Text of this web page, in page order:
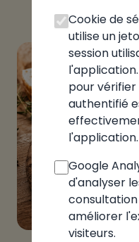
Cookie de
utilise un
session
pour
authentifié
l'application.
Google
d'analyser
améliorer
visiteurs.